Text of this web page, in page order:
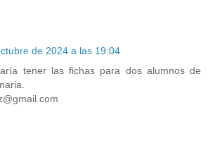
de 2024 a las 19:04
tener las fichas para dos alumnos de